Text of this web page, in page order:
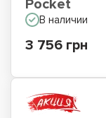
Pocket
В наличии
3 756 грн